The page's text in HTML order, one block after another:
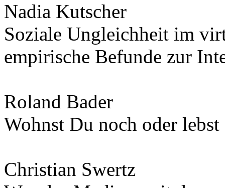
Nadia Kutscher
Soziale Ungleichheit im
empirische Befunde zur
Roland Bader
Wohnst Du noch oder
Christian Swertz